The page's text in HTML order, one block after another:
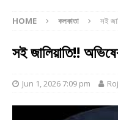
HOME কলকাতা সই
সই জালিয়াতি!!
Jun 1, 2026 7:09 pm